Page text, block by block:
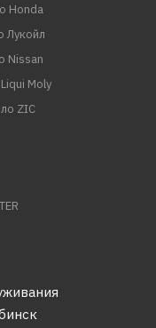
Honda
Лукойл
Nissan
Moly
ZIC